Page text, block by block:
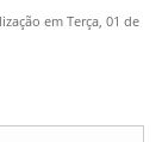
em Terça, 01 de